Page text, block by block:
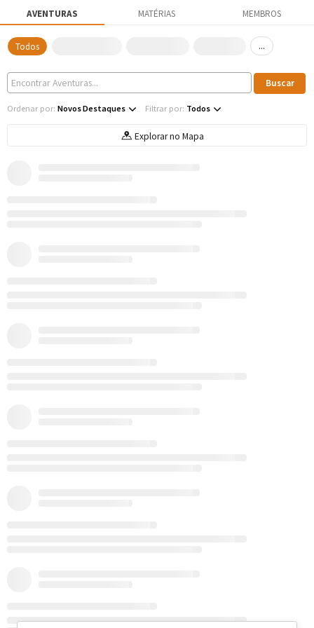
AVENTURAS MATÉRIAS MEMBROS
Todos ...
Ordenar por: Novos Destaques Filtrar por: Todos
Explorar no Mapa